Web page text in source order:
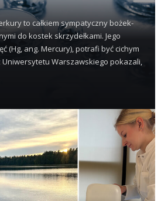
to całkiem sympatyczny bożek-
do kostek skrzydełkami. Jego
(Hg, ang. Mercury), potrafi być cichym
Uniwersytetu Warszawskiego pokazali,